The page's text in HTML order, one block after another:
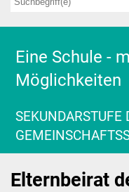
Eine Schule -
Möglichkeiten
SEKUNDARSTUFE
Elternbeirat